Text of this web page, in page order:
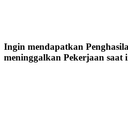
Ingin mendapatkan
meninggalkan Pekerjaan saat